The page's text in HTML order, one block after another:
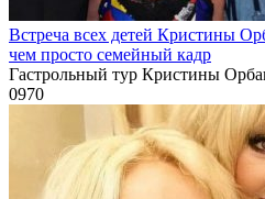
Встреча всех детей Кристины
чем просто семейный кадр
Гастрольный тур Кристины
0970